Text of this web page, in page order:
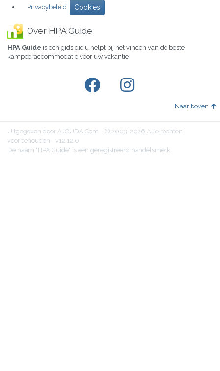
Privacybeleid
Cookies
Over HPA Guide
HPA Guide is een gids die u helpt bij het vinden van de beste
kampeeraccommodatie voor uw vakantie
Naar boven
Uitgegeven door AJOUDA.Com - © 2003-2026 Alle rechten
voorbehouden - v12.12.0
De naam "HPA Guide" is een geregistreerd handelsmerk.